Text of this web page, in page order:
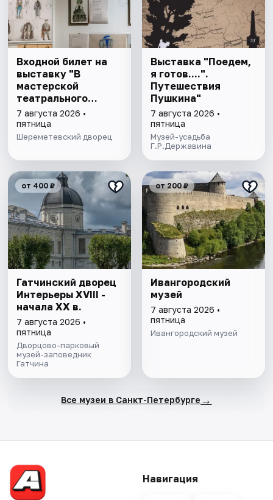
Входной билет на
выставку "В
мастерской
театрального
художника"
7 августа 2026 •
пятница
Шереметевский дворец
Выставка "Поедем,
я готов....".
Путешествия
Пушкина"
7 августа 2026 •
пятница
Музей-усадьба
Г.Р.Державина
от 400 ₽
Гатчинский дворец
Интерьеры ХVIII -
начала ХХ в.
7 августа 2026 •
пятница
Дворцово-парковый
музей-заповедник
Гатчина
от 200 ₽
Ивангородский
музей
7 августа 2026 •
пятница
Ивангородский музей
Все музеи в Санкт-Петербурге →
Навигация